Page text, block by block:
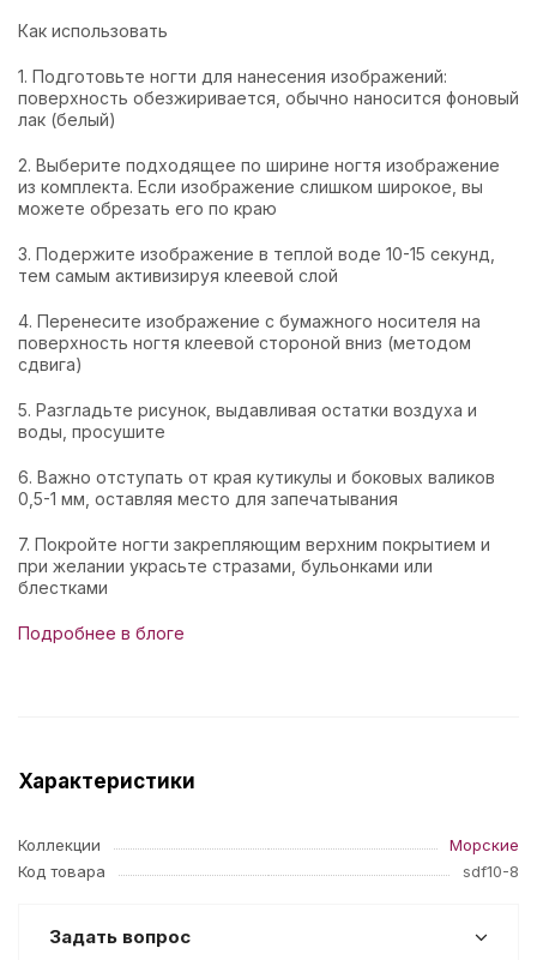
Как использовать
1. Подготовьте ногти для нанесения изображений:
поверхность обезжиривается, обычно наносится фоновый
лак (белый)
2. Выберите подходящее по ширине ногтя изображение
из комплекта. Если изображение слишком широкое, вы
можете обрезать его по краю
3. Подержите изображение в теплой воде 10-15 секунд,
тем самым активизируя клеевой слой
4. Перенесите изображение с бумажного носителя на
поверхность ногтя клеевой стороной вниз (методом
сдвига)
5. Разгладьте рисунок, выдавливая остатки воздуха и
воды, просушите
6. Важно отступать от края кутикулы и боковых валиков
0,5-1 мм, оставляя место для запечатывания
7. Покройте ногти закрепляющим верхним покрытием и
при желании украсьте стразами, бульонками или
блестками
Подробнее в блоге
Характеристики
Коллекции
Морские
Код товара
sdf10-8
Задать вопрос